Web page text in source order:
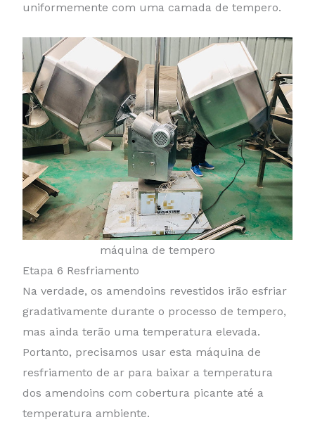
uniformemente com uma camada de tempero.
máquina de tempero
Etapa 6 Resfriamento
Na verdade, os amendoins revestidos irão esfriar
gradativamente durante o processo de tempero,
mas ainda terão uma temperatura elevada.
Portanto, precisamos usar esta máquina de
resfriamento de ar para baixar a temperatura
dos amendoins com cobertura picante até a
temperatura ambiente.